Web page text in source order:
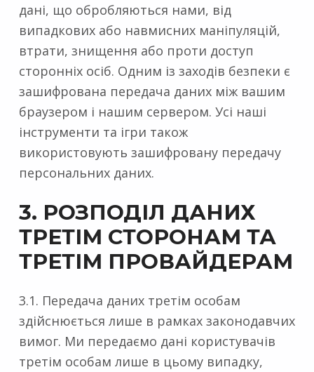
дані, що обробляються нами, від
випадкових або навмисних маніпуляцій,
втрати, знищення або проти доступ
сторонніх осіб. Одним із заходів безпеки є
зашифрована передача даних між вашим
браузером і нашим сервером. Усі наші
інструменти та ігри також
використовують зашифровану передачу
персональних даних.
3. РОЗПОДІЛ ДАНИХ
ТРЕТІМ СТОРОНАМ ТА
ТРЕТІМ ПРОВАЙДЕРАМ
3.1. Передача даних третім особам
здійснюється лише в рамках законодавчих
вимог. Ми передаємо дані користувачів
третім особам лише в цьому випадку,